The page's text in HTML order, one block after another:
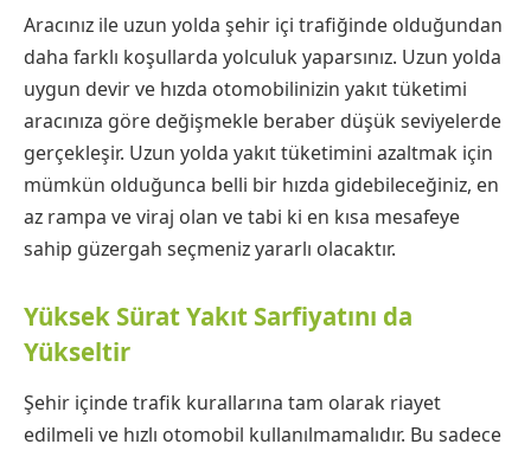
Aracınız ile uzun yolda şehir içi trafiğinde olduğundan
daha farklı koşullarda yolculuk yaparsınız. Uzun yolda
uygun devir ve hızda otomobilinizin yakıt tüketimi
aracınıza göre değişmekle beraber düşük seviyelerde
gerçekleşir. Uzun yolda yakıt tüketimini azaltmak için
mümkün olduğunca belli bir hızda gidebileceğiniz, en
az rampa ve viraj olan ve tabi ki en kısa mesafeye
sahip güzergah seçmeniz yararlı olacaktır.
Yüksek Sürat Yakıt Sarfiyatını da
Yükseltir
Şehir içinde trafik kurallarına tam olarak riayet
edilmeli ve hızlı otomobil kullanılmamalıdır. Bu sadece